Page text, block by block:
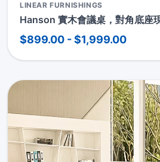
LINEAR FURNISHINGS
Hanson 實木會議桌，對角底座
$899.00 - $1,999.00